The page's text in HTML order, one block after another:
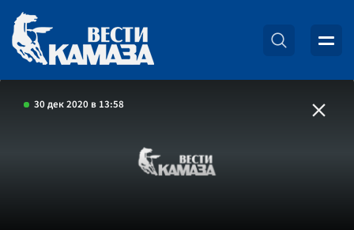
30 дек 2020 в 13:58